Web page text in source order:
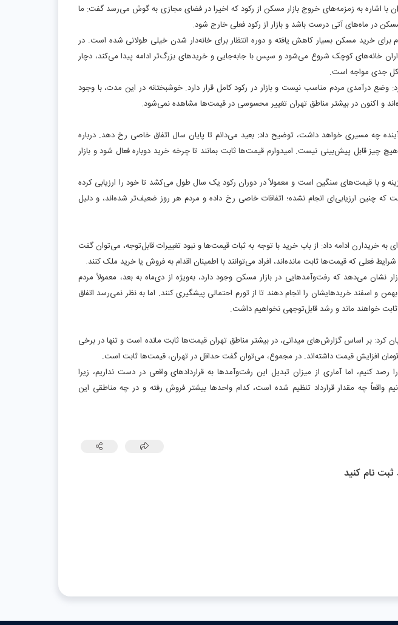
با اشاره به زمزمه‌های خروج بازار مسکن از رکود که اخیرا در فضای مجازی به گوش می‌رسد گفت: ما
در ماه‌های آتی درست باشد و بازار از رکود فعلی خارج شود.
برای خرید مسکن بسیار کاهش یافته و دوره انتظار برای خانه‌دار شدن خیلی طولانی شده است. در
خانه‌های کوچک شروع می‌شود و سپس با جابه‌جایی و خریدهای بزرگ‌تر ادامه پیدا می‌کند، دچار
جدی مواجه است.
وضع درآمدی مردم مناسب نیست و بازار در رکود کامل قرار دارد. خوشبختانه در این مدت، با وجود
و اکنون در بیشتر مناطق تهران تغییر محسوسی در قیمت‌ها مشاهده نمی‌شود.
چه مسیری خواهد داشت، توضیح داد: بعید می‌دانم تا پایان سال اتفاق خاصی رخ دهد. درباره
چیز قابل پیش‌بینی نیست. امیدوارم قیمت‌ها ثابت بمانند تا چرخه خرید دوباره فعال شود و بازار
و با قیمت‌های سنگین است و معمولاً در دوران رکود یک سال طول می‌کشد تا خود را ارزیابی کرده
چنین ارزیابی‌ای انجام نشده؛ اتفاقات خاصی رخ داده و مردم هر روز ضعیف‌تر شده‌اند، و دلیل
خریدارن ادامه داد: از باب خرید با توجه به ثبات قیمت‌ها و نبود تغییرات قابل‌توجه، می‌توان گفت
فعلی که قیمت‌ها ثابت مانده‌اند، افراد می‌توانند با اطمینان اقدام به فروش یا خرید ملک کنند.
نشان می‌دهد که رفت‌وآمدهایی در بازار مسکن وجود دارد، به‌ویژه از دی‌ماه به بعد، معمولاً مردم
و اسفند خریدهایشان را انجام دهند تا از تورم احتمالی پیشگیری کنند. اما به نظر نمی‌رسد اتفاق
خواهند ماند و رشد قابل‌توجهی نخواهیم داشت.
کرد: بر اساس گزارش‌های میدانی، در بیشتر مناطق تهران قیمت‌ها ثابت مانده است و تنها در برخی
.
کنیم، اما آماری از میزان تبدیل این رفت‌وآمدها به قراردادهای واقعی در دست نداریم، زیرا
واقعاً چه مقدار قرارداد تنظیم شده است، کدام واحدها بیشتر فروش رفته و در چه مناطقی این
ثبت نام کنید